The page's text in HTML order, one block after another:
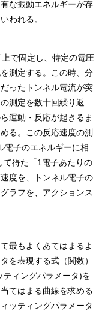
な振動エネルギーが存
われる。
で固定し、特定の電圧
測定する。この時、分
ったトンネル電流が突
測定を数十回繰り返
運動・反応が起きるま
る。この反応速度の測
電子のエネルギーに相
て得た「1電子あたりの
度を、トンネル電子の
ラフを、アクションス
最もよくあてはまるよ
を表現する式（関数）
ティングパラメータ)を
てはまる曲線を求める
ッティングパラメータ